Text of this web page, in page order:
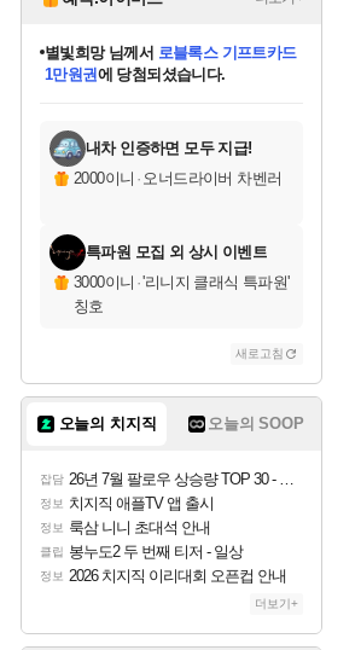
교환.
당첨되셨습니다.
당첨되셨습니다.
당첨되셨습니다.
별빛희망님께서 로블록스 기프트카드
1만원권에 당첨되셨습니다.
당첨되셨습니다.
당첨되셨습니다.
당첨되셨습니다.
당첨되셨습니다.
에디션 (스팀코드)를 교환.
당첨되셨습니다.
내차 인증하면 모두 지급!
2000이니 · 오너드라이버 차벤러
특파원 모집 외 상시 이벤트
3000이니 ·'리니지 클래식 특파원'
칭호
새로고침
오늘의 치지직 오늘의 SOOP
잡담 26년 7월 팔로우 상승량 TOP 30 - 월간 치지직
정보 치지직 애플TV 앱 출시
정보 룩삼 니니 초대석 안내
클립 봉누도2 두 번째 티저 - 일상
정보 2026 치지직 이리대회 오픈컵 안내
더보기+